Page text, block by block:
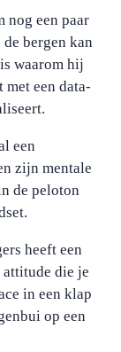
nog een paar
bergen kan
waarom hij
met een data-
een
zijn mentale
de peloton
heeft een
die je
in een klap
op een